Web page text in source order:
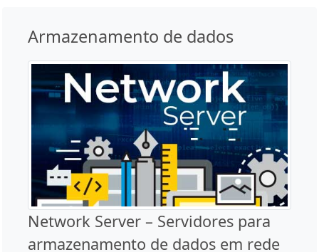
Armazenamento de dados
Network Server – Servidores para
armazenamento de dados em rede